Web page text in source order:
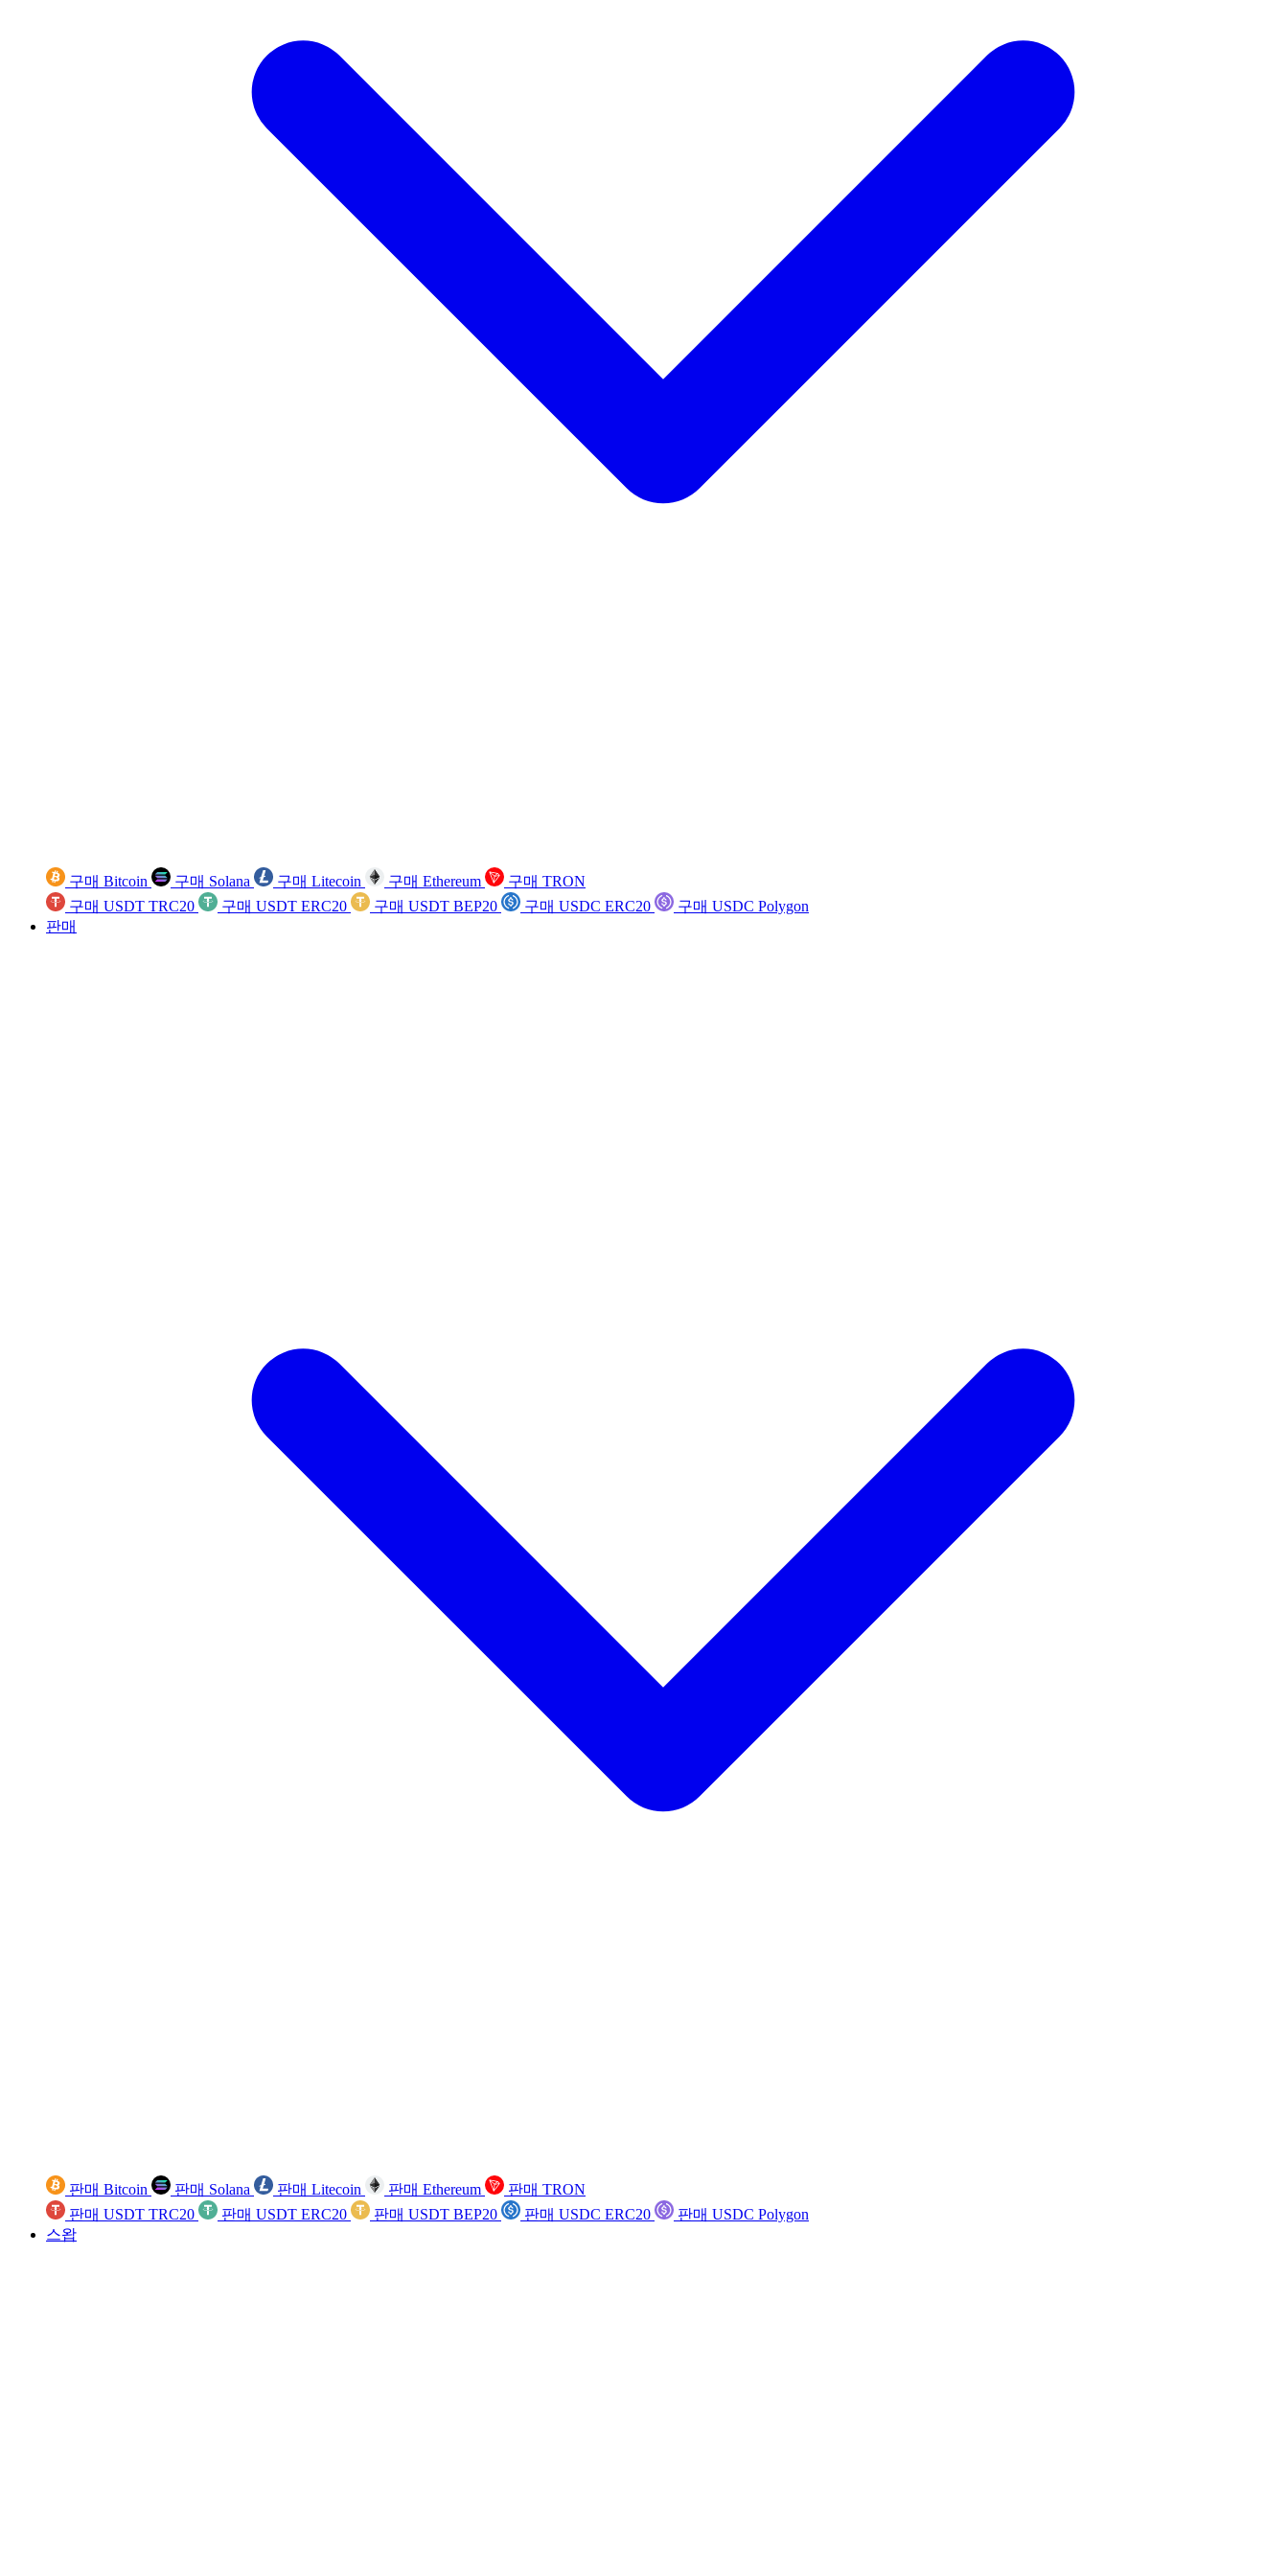
구매 Bitcoin 구매 Solana 구매 Litecoin 구매 Ethereum
구매 TRON
구매 USDT TRC20
구매 USDT ERC20 구매 USDT BEP20 구매 USDC ERC20
구매 USDC Polygon
판매
판매 Bitcoin 판매 Solana 판매 Litecoin 판매 Ethereum
판매 TRON
판매 USDT TRC20
판매 USDT ERC20 판매 USDT BEP20 판매 USDC ERC20
판매 USDC Polygon
스왑